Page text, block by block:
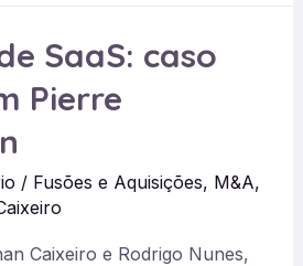
SaaS: caso
Pierre
/ Fusões e Aquisições, M&A,
Caixeiro e Rodrigo Nunes,